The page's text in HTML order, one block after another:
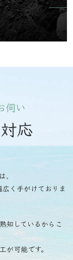
伺い
応
く手がけておりま
知しているからこ
可能です。